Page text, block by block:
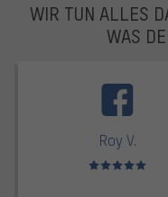
WIR TUN ALLES
WAS
Roy V.
Bewertungen: 5